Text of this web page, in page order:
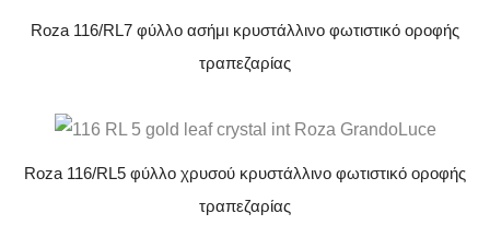
Roza 116/RL7 φύλλο ασήμι κρυστάλλινο φωτιστικό οροφής
τραπεζαρίας
Roza 116/RL5 φύλλο χρυσού κρυστάλλινο φωτιστικό οροφής
τραπεζαρίας